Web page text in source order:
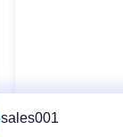
1 वाट 4500Lux
sales001